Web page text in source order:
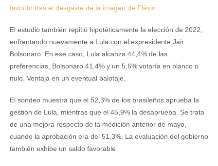
favorito tras el desgaste de la imagen de Flávio
El estudio también repitió hipotéticamente la elección de 2022,
enfrentando nuevamente a Lula con el expresidente Jair
Bolsonaro. En ese caso, Lula alcanza 44,4% de las
preferencias, Bolsonaro 41,4% y un 5,6% votaría en blanco o
nulo. Ventaja en un eventual balotaje.
El sondeo muestra que el 52,3% de los brasileños aprueba la
gestión de Lula, mientras que el 45,9% la desaprueba. Se trata
de una mejora respecto de la medición anterior de mayo,
cuando la aprobación era del 51,3%. La evaluación del gobierno
también exhibe un saldo favorable